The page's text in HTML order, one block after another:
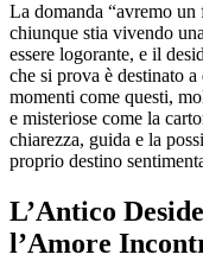
La domanda “avremo
chiunque stia vivendo
essere logorante, e il
che si prova è destinato
momenti come questi,
e misteriose come la
chiarezza, guida e la
proprio destino
L’Antico
l’Amore